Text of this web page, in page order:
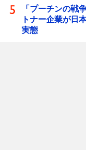
「プーチンの戦
トナー企業が日
実態